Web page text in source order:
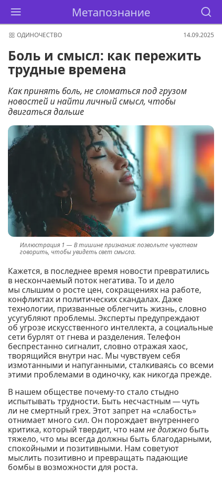
Метапознание
ОДИНОЧЕСТВО 14.09.2025
Боль и смысл: как пережить
трудные времена
Как принять боль, не сломаться под грузом
новостей и найти личный смысл, чтобы
двигаться дальше
В тишине признания: позвольте чувствам
говорить, чтобы увидеть свет смысла.
Кажется, в последнее время новости превратились
в нескончаемый поток негатива. То и дело
мы слышим о росте цен, сокращениях на работе,
конфликтах и политических скандалах. Даже
технологии, призванные облегчить жизнь, словно
усугубляют проблемы. Эксперты предупреждают
об угрозе искусственного интеллекта, а социальные
сети бурлят от гнева и разделения. Телефон
беспрестанно сигналит, словно отражая хаос,
творящийся внутри нас. Мы чувствуем себя
измотанными и напуганными, сталкиваясь со всеми
этими проблемами в одиночку, как никогда прежде.
В нашем обществе почему-то стало стыдно
испытывать трудности. Быть несчастным — чуть
ли не смертный грех. Этот запрет на «слабость»
отнимает много сил. Он порождает внутреннего
критика, который твердит, что нам не должно быть
тяжело, что мы всегда должны быть благодарными,
спокойными и позитивными. Нам советуют
мыслить позитивно и превращать падающие
бомбы в возможности для роста.